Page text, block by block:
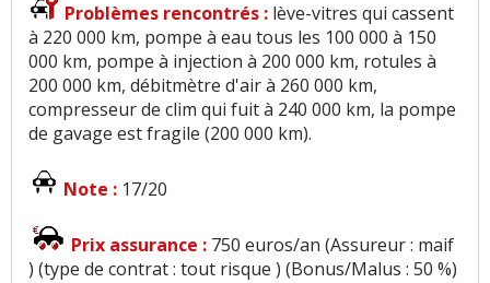
Problèmes rencontrés : lève-vitres qui cassent
à 220 000 km, pompe à eau tous les 100 000 à 150
000 km, pompe à injection à 200 000 km, rotules à
200 000 km, débitmètre d'air à 260 000 km,
compresseur de clim qui fuit à 240 000 km, la pompe
de gavage est fragile (200 000 km).
Note : 17/20
Prix assurance : 750 euros/an (Assureur : maif
) (type de contrat : tout risque ) (Bonus/Malus : 50 %)